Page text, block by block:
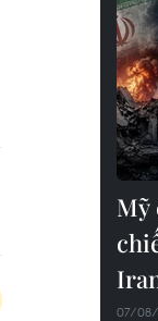
Mỹ
07/08/